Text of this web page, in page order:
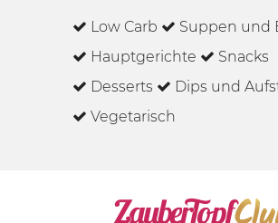
Low Carb
Suppen und
Hauptgerichte
Snacks
Desserts
Dips und
Vegetarisch